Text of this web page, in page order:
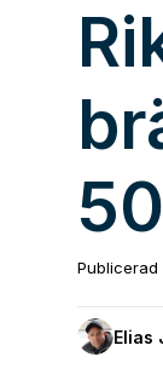
Publicerad
Elias